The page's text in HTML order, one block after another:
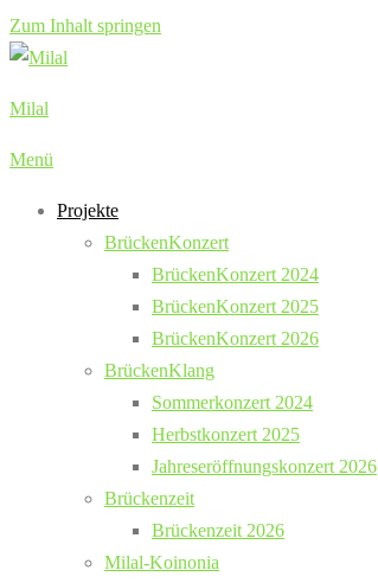
Zum Inhalt springen
Milal
Menü
Projekte
BrückenKonzert
BrückenKonzert 2024
BrückenKonzert 2025
BrückenKonzert 2026
BrückenKlang
Sommerkonzert 2024
Herbstkonzert 2025
Jahreseröffnungskonzert 2026
Brückenzeit
Brückenzeit 2026
Milal-Koinonia